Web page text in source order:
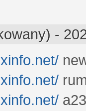
-
a23